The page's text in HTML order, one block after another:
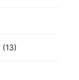
(13)